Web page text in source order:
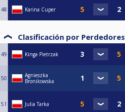
48 Karina Cuper
Clasificación por Perdedores
49 Kinga Pietrzak
50
Agnieszka
Bronikowska
51 Julia Tarka